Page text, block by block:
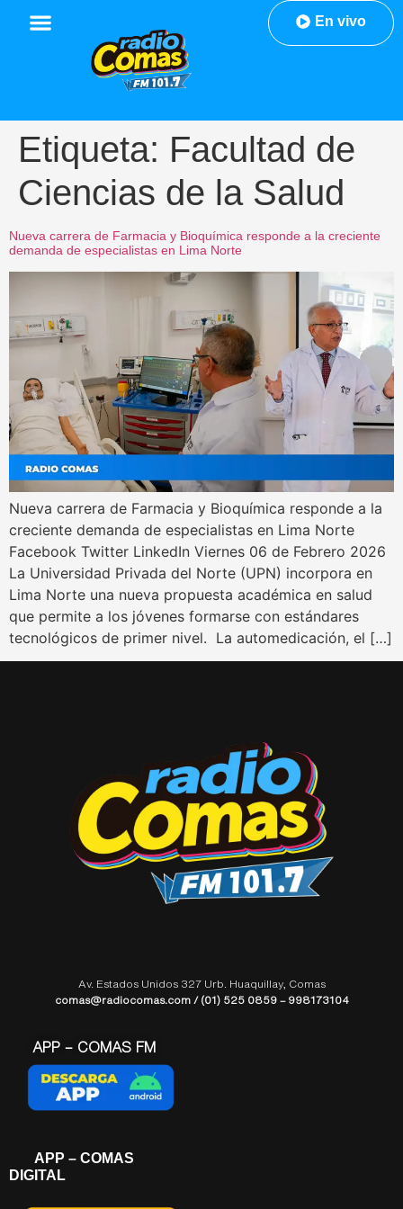
En vivo
Etiqueta: Facultad de
Ciencias de la Salud
Nueva carrera de Farmacia y Bioquímica responde a la creciente
demanda de especialistas en Lima Norte
Nueva carrera de Farmacia y Bioquímica responde a la
creciente demanda de especialistas en Lima Norte
Facebook Twitter LinkedIn Viernes 06 de Febrero 2026
La Universidad Privada del Norte (UPN) incorpora en
Lima Norte una nueva propuesta académica en salud
que permite a los jóvenes formarse con estándares
tecnológicos de primer nivel. La automedicación, el […]
Av. Estados Unidos 327 Urb. Huaquillay, Comas
comas@radiocomas.com / (01) 525 0859 – 998173104
APP – COMAS FM
APP – COMAS
DIGITAL